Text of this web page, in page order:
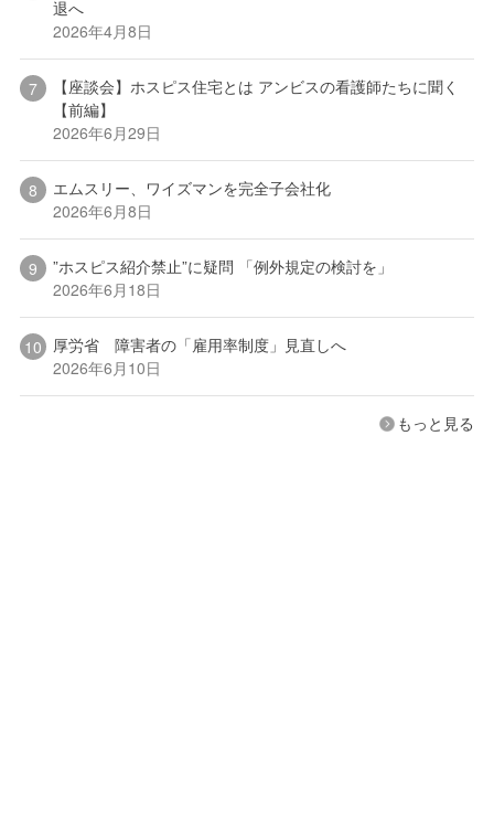
退へ
2026年4月8日
【座談会】ホスピス住宅とは アンビスの看護師たちに聞く
【前編】
2026年6月29日
エムスリー、ワイズマンを完全子会社化
2026年6月8日
”ホスピス紹介禁止”に疑問 「例外規定の検討を」
2026年6月18日
厚労省 障害者の「雇用率制度」見直しへ
2026年6月10日
もっと見る